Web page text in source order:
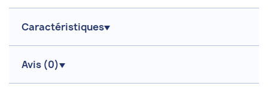
Caractéristiques
Avis (0)